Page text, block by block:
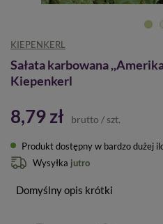
KIEPENKERL
Sałata karbowana
Kiepenkerl
8,79 zł brutto / szt.
Produkt dostępny w bardzo dużej
Wysyłka jutro
Domyślny opis krótki